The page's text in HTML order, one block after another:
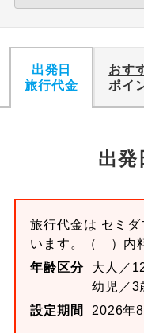
出発日
旅行代金
おす
ポイ
出発
旅行代金は セミ
います。
（ ）内
年齢区分
大人／
幼児／3
設定期間
2026年